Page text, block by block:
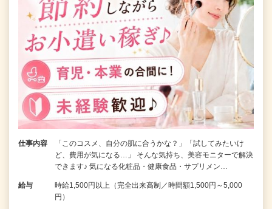
仕事内容
「このコスメ、自分の肌に合うかな？」「試してみたいけ
ど、費用が気になる…」 そんな気持ち、美容モニターで解決
できます♪ 気になる化粧品・健康食品・サプリメン…
給与
時給1,500円以上（完全出来高制／時間額1,500円～5,000
円）